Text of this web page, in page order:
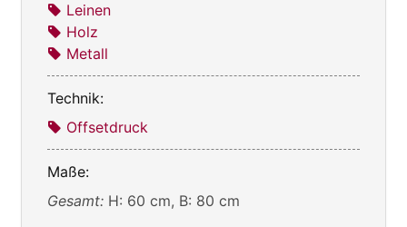
Leinen
Holz
Metall
Technik:
Offsetdruck
Maße:
Gesamt: H: 60 cm, B: 80 cm